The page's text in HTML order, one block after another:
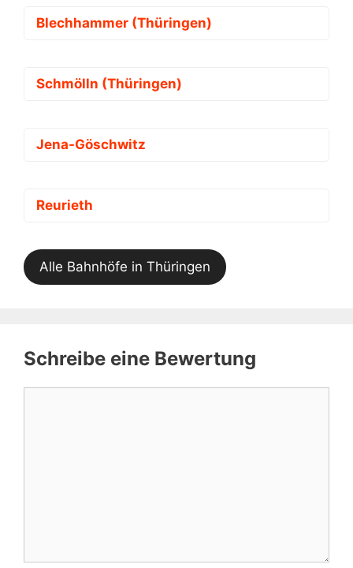
Blechhammer (Thüringen)
Schmölln (Thüringen)
Jena-Göschwitz
Reurieth
Alle Bahnhöfe in Thüringen
Schreibe eine Bewertung